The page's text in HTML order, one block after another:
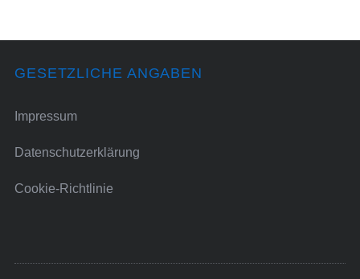
GESETZLICHE ANGABEN
Impressum
Datenschutzerklärung
Cookie-Richtlinie